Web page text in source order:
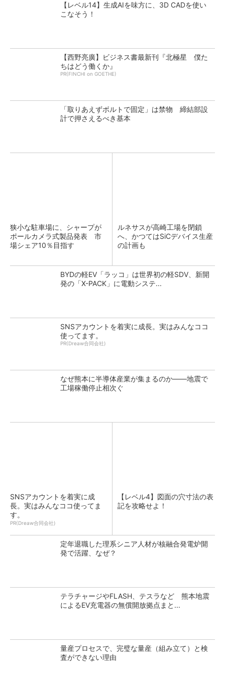
【レベル14】生成AIを味方に、3D CADを使い
こなそう！
【西野亮廣】ビジネス書最新刊『北極星 僕た
ちはどう働くか』
PR(FINCHI on GOETHE)
「取りあえずボルトで固定」は禁物 締結部設
計で押さえるべき基本
狭小な駐車場に、シャープが
ポールカメラ式製品発表 市
場シェア10％目指す
ルネサスが高崎工場を閉鎖
へ、かつてはSiCデバイス生産
の計画も
BYDの軽EV「ラッコ」は世界初の軽SDV、新開
発の「X-PACK」に電動システ...
SNSアカウントを着実に成長。実はみんなココ
使ってます。
PR(Dreaw合同会社)
なぜ熊本に半導体産業が集まるのか――地震で
工場稼働停止相次ぐ
SNSアカウントを着実に成
長。実はみんなココ使ってま
す。
PR(Dreaw合同会社)
【レベル4】図面の穴寸法の表
記を攻略せよ！
定年退職した理系シニア人材が核融合発電炉開
発で活躍、なぜ？
テラチャージやFLASH、テスラなど 熊本地震
によるEV充電器の無償開放拠点まと...
量産プロセスで、完璧な量産（組み立て）と検
査ができない理由